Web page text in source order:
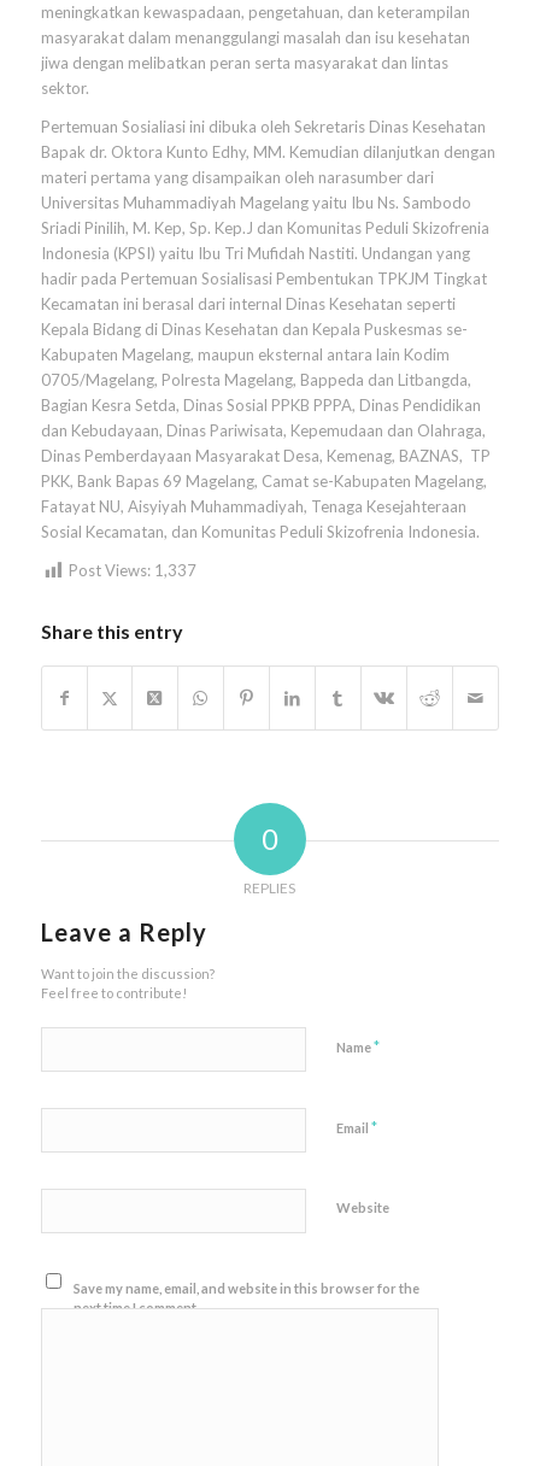
meningkatkan kewaspadaan, pengetahuan, dan keterampilan
masyarakat dalam menanggulangi masalah dan isu kesehatan
jiwa dengan melibatkan peran serta masyarakat dan lintas
sektor.
Pertemuan Sosialiasi ini dibuka oleh Sekretaris Dinas Kesehatan
Bapak dr. Oktora Kunto Edhy, MM. Kemudian dilanjutkan dengan
materi pertama yang disampaikan oleh narasumber dari
Universitas Muhammadiyah Magelang yaitu Ibu Ns. Sambodo
Sriadi Pinilih, M. Kep, Sp. Kep.J dan Komunitas Peduli Skizofrenia
Indonesia (KPSI) yaitu Ibu Tri Mufidah Nastiti. Undangan yang
hadir pada Pertemuan Sosialisasi Pembentukan TPKJM Tingkat
Kecamatan ini berasal dari internal Dinas Kesehatan seperti
Kepala Bidang di Dinas Kesehatan dan Kepala Puskesmas se-
Kabupaten Magelang, maupun eksternal antara lain Kodim
0705/Magelang, Polresta Magelang, Bappeda dan Litbangda,
Bagian Kesra Setda, Dinas Sosial PPKB PPPA, Dinas Pendidikan
dan Kebudayaan, Dinas Pariwisata, Kepemudaan dan Olahraga,
Dinas Pemberdayaan Masyarakat Desa, Kemenag, BAZNAS, TP
PKK, Bank Bapas 69 Magelang, Camat se-Kabupaten Magelang,
Fatayat NU, Aisyiyah Muhammadiyah, Tenaga Kesejahteraan
Sosial Kecamatan, dan Komunitas Peduli Skizofrenia Indonesia.
Post Views: 1,337
Share this entry
0
REPLIES
Leave a Reply
Want to join the discussion?
Feel free to contribute!
Name*
Email *
Website
Save my name, email, and website in this browser for the
next time I comment.